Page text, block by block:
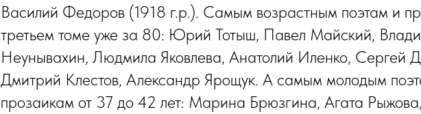
Василий Федоров (1918 г.р.). Самым возрастным поэтам и
третьем томе уже за 80: Юрий Тотыш, Павел Майский,
Неунывахин, Людмила Яковлева, Анатолий Иленко, Сергей
Дмитрий Клестов, Александр Ярощук. А самым молодым
прозаикам от 37 до 42 лет: Марина Брюзгина, Агата